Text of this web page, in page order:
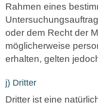
Rahmen eines
oder dem Recht der
möglicherweise
erhalten, gelten
j) Dritter
Dritter ist eine